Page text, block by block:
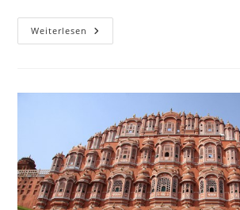
Weiterlesen Indisches
Mittagessen,
Knüpfen
Jaipur